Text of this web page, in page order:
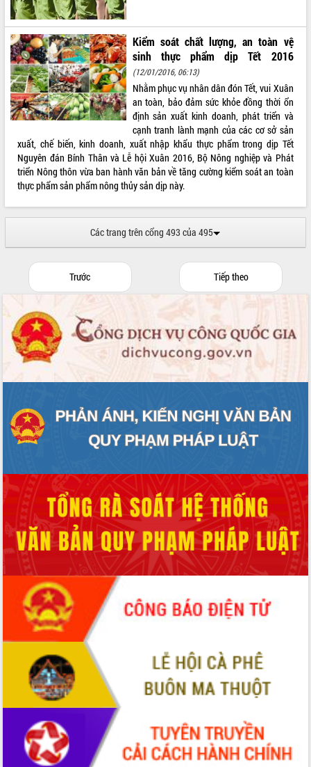
Kiểm soát chất lượng, an toàn vệ
sinh thực phẩm dịp Tết 2016
(12/01/2016, 06:13)
Nhằm phục vụ nhân dân đón Tết, vui Xuân
an toàn, bảo đảm sức khỏe đồng thời ổn
định sản xuất kinh doanh, phát triển và
cạnh tranh lành mạnh của các cơ sở sản
xuất, chế biến, kinh doanh, xuất nhập khẩu thực phẩm trong dịp Tết
Nguyên đán Bính Thân và Lễ hội Xuân 2016, Bộ Nông nghiệp và Phát
triển Nông thôn vừa ban hành văn bản về tăng cường kiểm soát an toàn
thực phẩm sản phẩm nông thủy sản dịp này.
Các trang trên cổng 493 của 495
Trước Tiếp theo